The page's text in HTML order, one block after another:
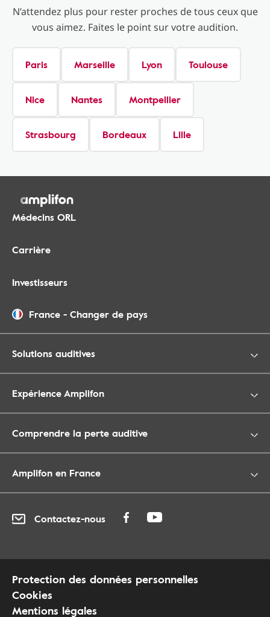
N’attendez plus pour rester proches de tous ceux que
vous aimez. Faites le point sur votre audition.
Paris Marseille Lyon Toulouse
Nice Nantes Montpellier
Strasbourg Bordeaux Lille
Médecins ORL
Carrière
Investisseurs
France - Changer de pays
Solutions auditives
Expérience Amplifon
Comprendre la perte auditive
Amplifon en France
Contactez-nous
Protection des données personnelles
Cookies
Mentions légales